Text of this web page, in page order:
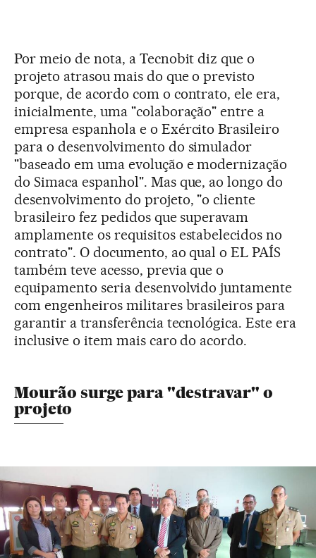
Por meio de nota, a Tecnobit diz que o
projeto atrasou mais do que o previsto
porque, de acordo com o contrato, ele era,
inicialmente, uma "colaboração" entre a
empresa espanhola e o Exército Brasileiro
para o desenvolvimento do simulador
"baseado em uma evolução e modernização
do Simaca espanhol". Mas que, ao longo do
desenvolvimento do projeto, "o cliente
brasileiro fez pedidos que superavam
amplamente os requisitos estabelecidos no
contrato". O documento, ao qual o EL PAÍS
também teve acesso, previa que o
equipamento seria desenvolvido juntamente
com engenheiros militares brasileiros para
garantir a transferência tecnológica. Este era
inclusive o item mais caro do acordo.
Mourão surge para "destravar" o
projeto